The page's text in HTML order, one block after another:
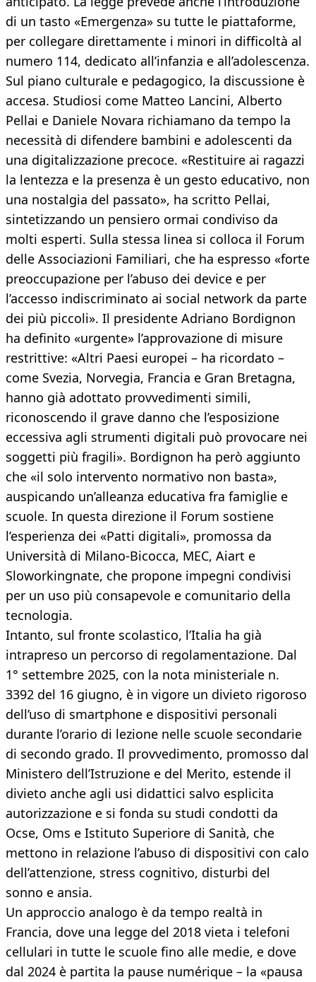
di un tasto «Emergenza» su tutte le piattaforme,
per collegare direttamente i minori in difficoltà al
numero 114, dedicato all’infanzia e all’adolescenza.
Sul piano culturale e pedagogico, la discussione è
accesa. Studiosi come Matteo Lancini, Alberto
Pellai e Daniele Novara richiamano da tempo la
necessità di difendere bambini e adolescenti da
una digitalizzazione precoce. «Restituire ai ragazzi
la lentezza e la presenza è un gesto educativo, non
una nostalgia del passato», ha scritto Pellai,
sintetizzando un pensiero ormai condiviso da
molti esperti. Sulla stessa linea si colloca il Forum
delle Associazioni Familiari, che ha espresso «forte
preoccupazione per l’abuso dei device e per
l’accesso indiscriminato ai social network da parte
dei più piccoli». Il presidente Adriano Bordignon
ha definito «urgente» l’approvazione di misure
restrittive: «Altri Paesi europei – ha ricordato –
come Svezia, Norvegia, Francia e Gran Bretagna,
hanno già adottato provvedimenti simili,
riconoscendo il grave danno che l’esposizione
eccessiva agli strumenti digitali può provocare nei
soggetti più fragili». Bordignon ha però aggiunto
che «il solo intervento normativo non basta»,
auspicando un’alleanza educativa fra famiglie e
scuole. In questa direzione il Forum sostiene
l’esperienza dei «Patti digitali», promossa da
Università di Milano-Bicocca, MEC, Aiart e
Sloworkingnate, che propone impegni condivisi
per un uso più consapevole e comunitario della
tecnologia.
Intanto, sul fronte scolastico, l’Italia ha già
intrapreso un percorso di regolamentazione. Dal
1° settembre 2025, con la nota ministeriale n.
3392 del 16 giugno, è in vigore un divieto rigoroso
dell’uso di smartphone e dispositivi personali
durante l’orario di lezione nelle scuole secondarie
di secondo grado. Il provvedimento, promosso dal
Ministero dell’Istruzione e del Merito, estende il
divieto anche agli usi didattici salvo esplicita
autorizzazione e si fonda su studi condotti da
Ocse, Oms e Istituto Superiore di Sanità, che
mettono in relazione l’abuso di dispositivi con calo
dell’attenzione, stress cognitivo, disturbi del
sonno e ansia.
Un approccio analogo è da tempo realtà in
Francia, dove una legge del 2018 vieta i telefoni
cellulari in tutte le scuole fino alle medie, e dove
dal 2024 è partita la pause numérique – la «pausa